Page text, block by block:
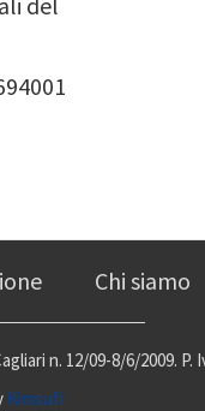
Chi siamo
n. 12/09-8/6/2009. P.
Kimsufi